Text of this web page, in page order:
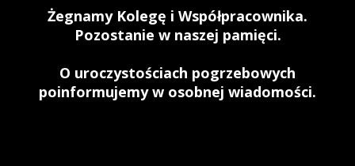
Żegnamy Kolegę i Współpracownika.
Pozostanie w naszej pamięci.
O uroczystościach pogrzebowych
poinformujemy w osobnej wiadomości.